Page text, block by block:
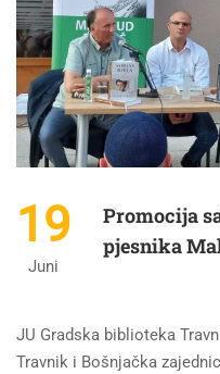
19
Juni
Promocija
pjesnika
JU Gradska biblioteka
Travnik i Bošnjačka